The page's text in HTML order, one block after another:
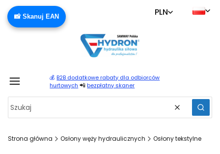
📸 Skanuj EAN PLN
💰 B2B dodatkowe rabaty dla odbiorców
hurtowych 📲 bezpłatny skaner
Wyczyść
Strona główna Osłony węży hydraulicznych Osłony tekstylne